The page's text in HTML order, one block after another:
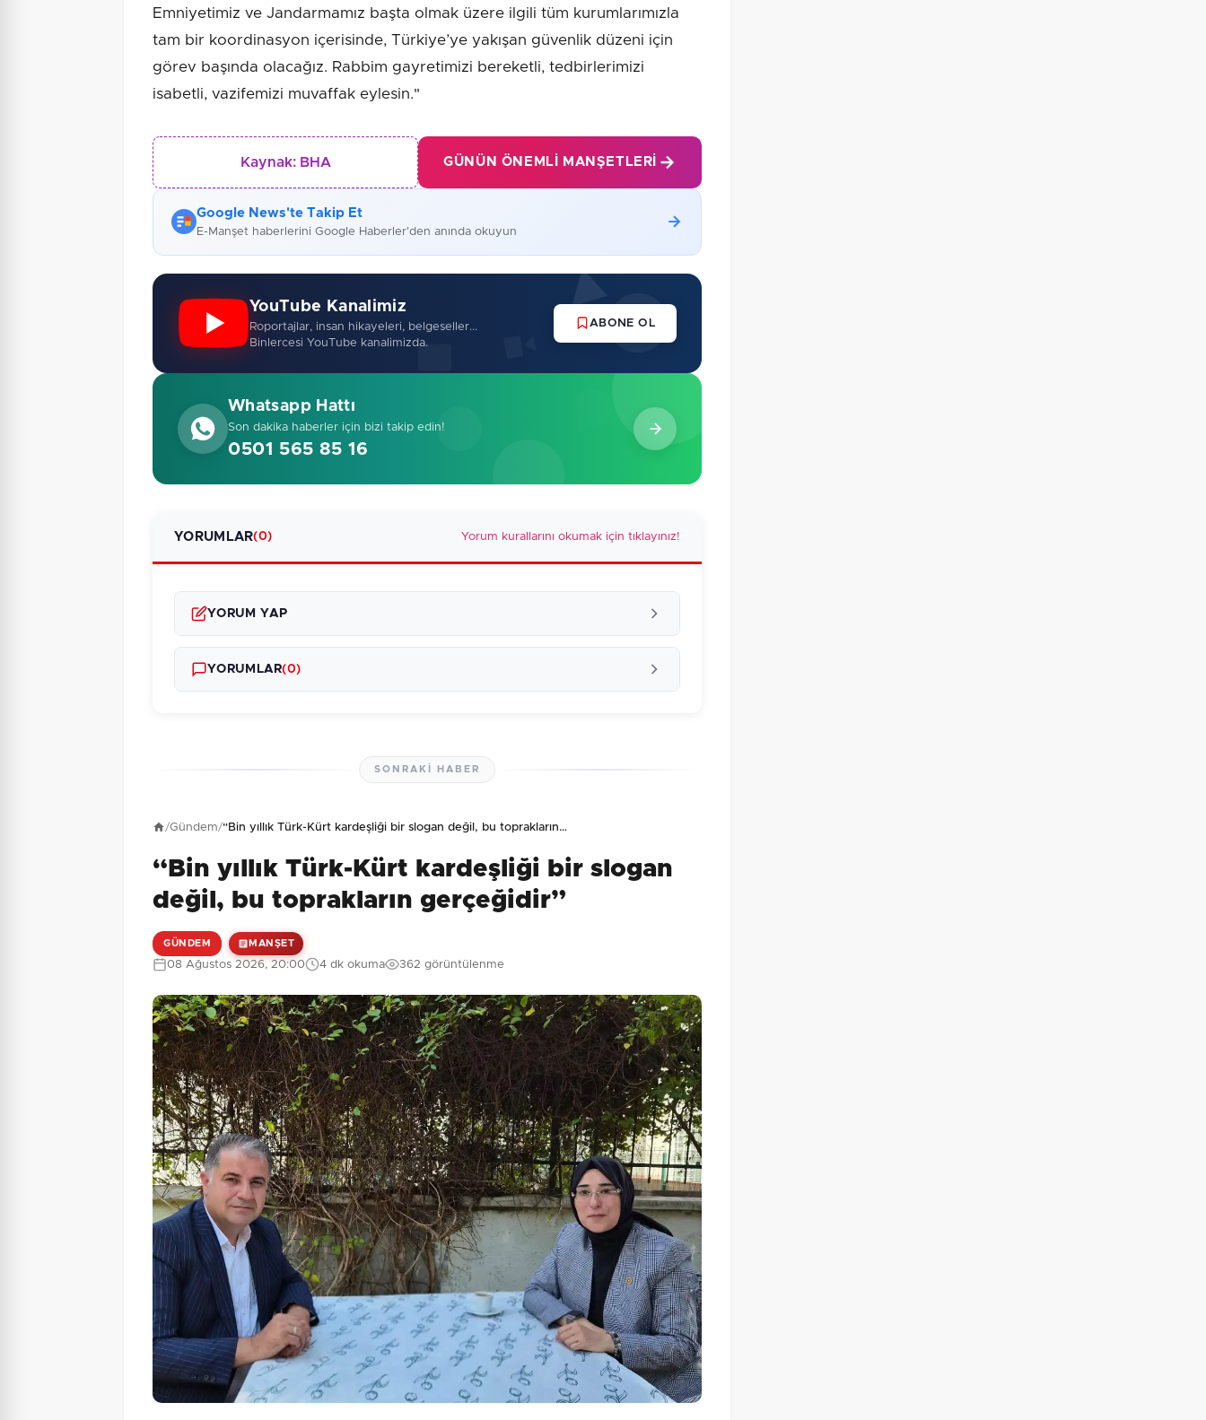
Emniyetimiz ve Jandarmamız başta olmak üzere ilgili tüm kurumlarımızla
tam bir koordinasyon içerisinde, Türkiye’ye yakışan güvenlik düzeni için
görev başında olacağız. Rabbim gayretimizi bereketli, tedbirlerimizi
isabetli, vazifemizi muvaffak eylesin."
Kaynak: BHA GÜNÜN ÖNEMLI MANŞETLERI
Google News'te Takip Et
E-Manşet haberlerini Google Haberler'den anında okuyun
YouTube Kanalimiz
Roportajlar, insan hikayeleri, belgeseller...
Binlercesi YouTube kanalimizda.
ABONE OL
Whatsapp Hattı
Son dakika haberler için bizi takip edin!
0501 565 85 16
YORUMLAR(0) Yorum kurallarını okumak için tıklayınız!
YORUM YAP
Güvenlik Sorusu: 7 + 2 = ? Gönder
YORUMLAR(0)
SONRAKI HABER
/Gündem/“Bin yıllık Türk-Kürt kardeşliği bir slogan değil, bu toprakların…
“Bin yıllık Türk-Kürt kardeşliği bir slogan
değil, bu toprakların gerçeğidir”
GÜNDEM MANŞET
08 Ağustos 2026, 20:00 4 dk okuma 362 görüntülenme